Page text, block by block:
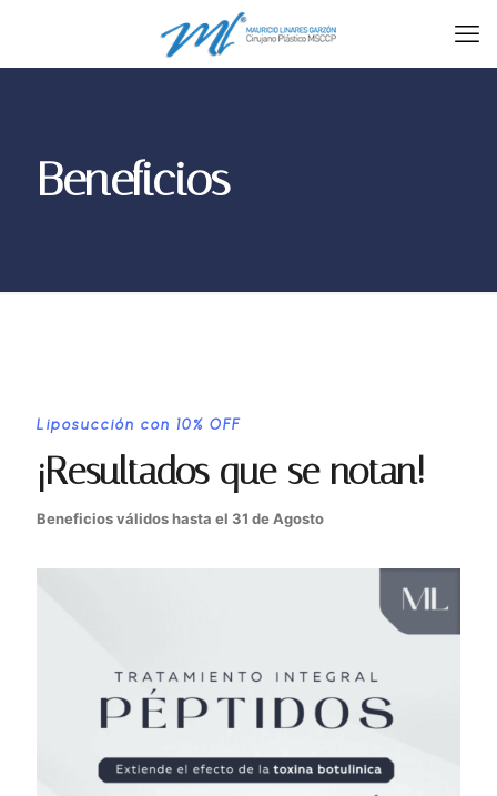
Beneficios
Liposucción con 10% OFF
¡Resultados que se notan!
Beneficios válidos hasta el 31 de Agosto